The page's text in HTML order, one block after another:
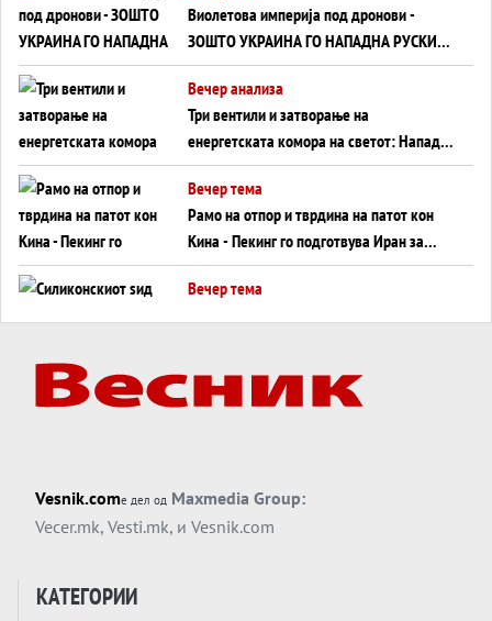
Виолетова империја под дронови -
ЗОШТО УКРАИНА ГО НАПАДНА РУСКИОТ
WILDBERRIES
Вечер анализа
Три вентили и затворање на
енергетската комора на светот: Нападот
во Суец најавува глобален енергетски
инфаркт?
Вечер тема
Рамо на отпор и тврдина на патот кон
Кина - Пекинг го подготвува Иран за
американска копнена инвазија
Вечер тема
Вечер тема
Трамп тврди дека повторно „разговара“
Вечер тема
ДЛАБОКО УДОЛУ: Сметководствените
трикови што го соборија ЕНРОН ги
Vesnik.comе дел од Maxmedia Group:
Vecer.mk, Vesti.mk, и Vesnik.com
КАТЕГОРИИ